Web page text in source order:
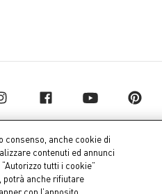
fully paid up
consenso, anche cookie di
contenuti ed annunci
tutti i cookie”
potrà anche rifiutare